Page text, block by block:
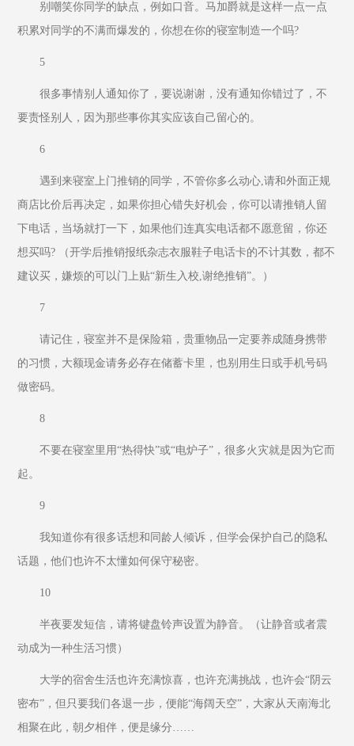
别嘲笑你同学的缺点，例如口音。马加爵就是这样一点一点
积累对同学的不满而爆发的，你想在你的寝室制造一个吗?
5
很多事情别人通知你了，要说谢谢，没有通知你错过了，不
要责怪别人，因为那些事你其实应该自己留心的。
6
遇到来寝室上门推销的同学，不管你多么动心,请和外面正规
商店比价后再决定，如果你担心错失好机会，你可以请推销人留
下电话，当场就打一下，如果他们连真实电话都不愿意留，你还
想买吗? （开学后推销报纸杂志衣服鞋子电话卡的不计其数，都不
建议买，嫌烦的可以门上贴“新生入校,谢绝推销”。）
7
请记住，寝室并不是保险箱，贵重物品一定要养成随身携带
的习惯，大额现金请务必存在储蓄卡里，也别用生日或手机号码
做密码。
8
不要在寝室里用“热得快”或“电炉子”，很多火灾就是因为它而
起。
9
我知道你有很多话想和同龄人倾诉，但学会保护自己的隐私
话题，他们也许不太懂如何保守秘密。
10
半夜要发短信，请将键盘铃声设置为静音。（让静音或者震
动成为一种生活习惯）
大学的宿舍生活也许充满惊喜，也许充满挑战，也许会“阴云
密布”，但只要我们各退一步，便能“海阔天空”，大家从天南海北
相聚在此，朝夕相伴，便是缘分……